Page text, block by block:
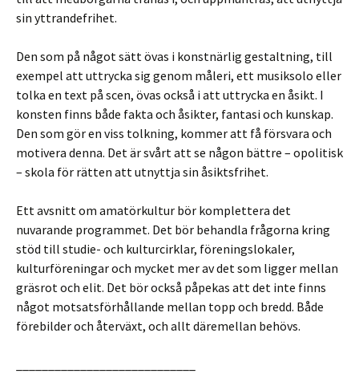
sin yttrandefrihet.
Den som på något sätt övas i konstnärlig gestaltning, till
exempel att uttrycka sig genom måleri, ett musiksolo eller
tolka en text på scen, övas också i att uttrycka en åsikt. I
konsten finns både fakta och åsikter, fantasi och kunskap.
Den som gör en viss tolkning, kommer att få försvara och
motivera denna. Det är svårt att se någon bättre – opolitisk
– skola för rätten att utnyttja sin åsiktsfrihet.
Ett avsnitt om amatörkultur bör komplettera det
nuvarande programmet. Det bör behandla frågorna kring
stöd till studie- och kulturcirklar, föreningslokaler,
kulturföreningar och mycket mer av det som ligger mellan
gräsrot och elit. Det bör också påpekas att det inte finns
något motsatsförhållande mellan topp och bredd. Både
förebilder och återväxt, och allt däremellan behövs.